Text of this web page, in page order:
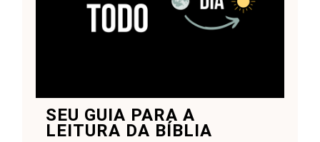
SEU GUIA PARA A
LEITURA DA BÍBLIA